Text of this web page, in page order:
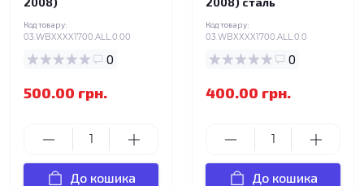
Код товару:
03.WBXXXX1700.ALL.0.00
0
500.00 грн.
До кошика
Код товару:
03.WBXXXX1700.ALL.0.0
0
400.00 грн.
До кошика